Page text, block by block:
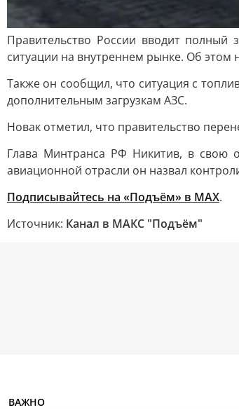
Правительство России вводит полный
ситуации на внутреннем рынке. Об
Также он сообщил, что ситуация с
дополнительным загрузкам АЗС.
Новак отметил, что правительство
Глава Минтранса РФ Никитив, в свою
авиационной отрасли он назвал
Подписывайтесь на «Подъём» в MAX.
Источник: Канал в МАКС "Подъём"
ВАЖНО